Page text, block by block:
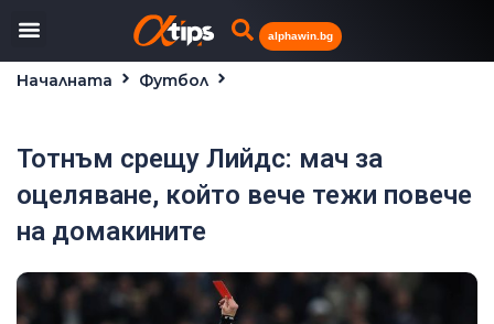
alphawin.bg
Началната
Футбол
Тотнъм срещу Лийдс: мач за
оцеляване, който вече тежи повече
на домакините